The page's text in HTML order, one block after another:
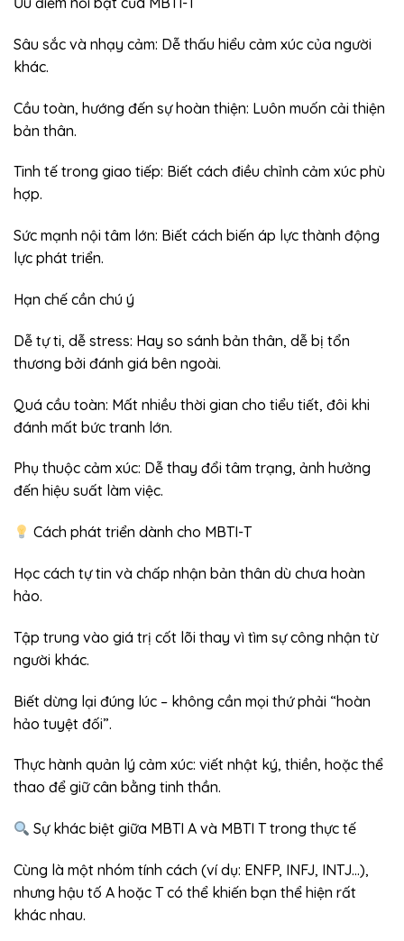
Sâu sắc và nhạy cảm: Dễ thấu hiểu cảm xúc của người
khác.
Cầu toàn, hướng đến sự hoàn thiện: Luôn muốn cải thiện
bản thân.
Tinh tế trong giao tiếp: Biết cách điều chỉnh cảm xúc phù
hợp.
Sức mạnh nội tâm lớn: Biết cách biến áp lực thành động
lực phát triển.
Hạn chế cần chú ý
Dễ tự ti, dễ stress: Hay so sánh bản thân, dễ bị tổn
thương bởi đánh giá bên ngoài.
Quá cầu toàn: Mất nhiều thời gian cho tiểu tiết, đôi khi
đánh mất bức tranh lớn.
Phụ thuộc cảm xúc: Dễ thay đổi tâm trạng, ảnh hưởng
đến hiệu suất làm việc.
Cách phát triển dành cho MBTI-T
Học cách tự tin và chấp nhận bản thân dù chưa hoàn
hảo.
Tập trung vào giá trị cốt lõi thay vì tìm sự công nhận từ
người khác.
Biết dừng lại đúng lúc – không cần mọi thứ phải “hoàn
hảo tuyệt đối”.
Thực hành quản lý cảm xúc: viết nhật ký, thiền, hoặc thể
thao để giữ cân bằng tinh thần.
Sự khác biệt giữa MBTI A và MBTI T trong thực tế
Cùng là một nhóm tính cách (ví dụ: ENFP, INFJ, INTJ…),
nhưng hậu tố A hoặc T có thể khiến bạn thể hiện rất
khác nhau.